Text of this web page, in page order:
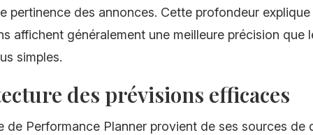
pertinence des annonces. Cette profondeur
affichent généralement une meilleure précision que
simples.
des prévisions efficaces
de Performance Planner provient de ses sources de